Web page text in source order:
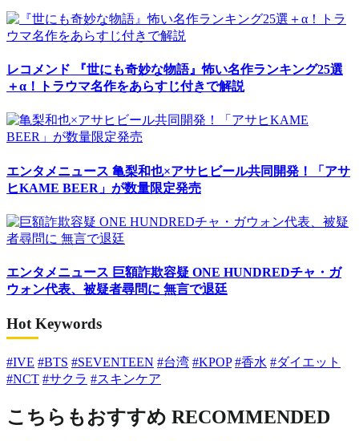
レコメンド 『世にも奇妙な物語』怖い名作ランキング25選
＋α！トラウマ名作をあらすじ付きで解説
エンタメニュース 亀梨和也×アサヒビール共同開発！「アサ
ヒKAME BEER」が数量限定発売
エンタメニュース 巨額詐欺容疑 ONE HUNDREDチャ・ガ
ウォン代表、被疑者尋問に 無言で退廷
Hot Keywords
#IVE #BTS #SEVENTEEN #台湾 #KPOP #香水 #ダイエット
#NCT #サクラ #スキンケア
こちらもおすすめ RECOMMENDED